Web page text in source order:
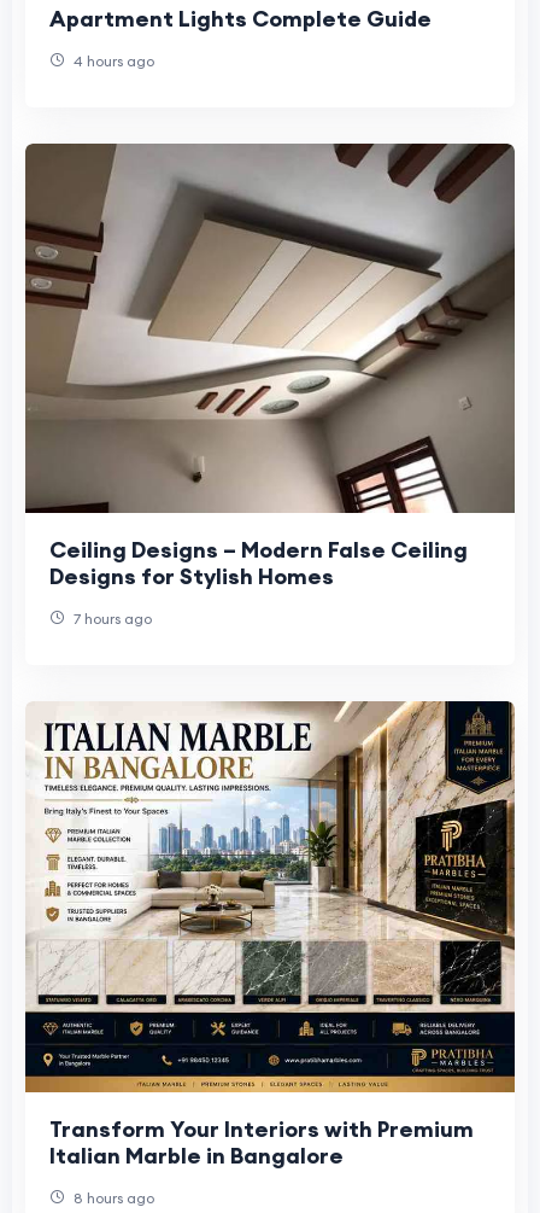
Apartment Lights Complete Guide
4 hours ago
Ceiling Designs – Modern False Ceiling
Designs for Stylish Homes
7 hours ago
Transform Your Interiors with Premium
Italian Marble in Bangalore
8 hours ago